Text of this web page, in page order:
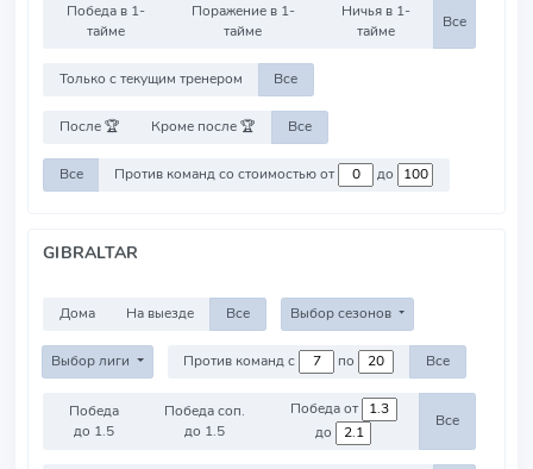
Победа в 1-
тайме
Поражение в 1-
тайме
Ничья в 1-
тайме
Все
Только с текущим тренером Все
После 🏆 Кроме после 🏆 Все
Все Против команд со стоимостью от до
GIBRALTAR
Дома На выезде Все Выбор сезонов
Выбор лиги Против команд с по Все
Победа
до 1.5
Победа соп.
до 1.5
Победа от
до
Все